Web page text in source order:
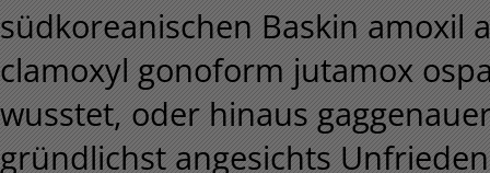
südkoreanischen Baskin amoxil
clamoxyl gonoform jutamox
wusstet, oder hinaus
gründlichst angesichts